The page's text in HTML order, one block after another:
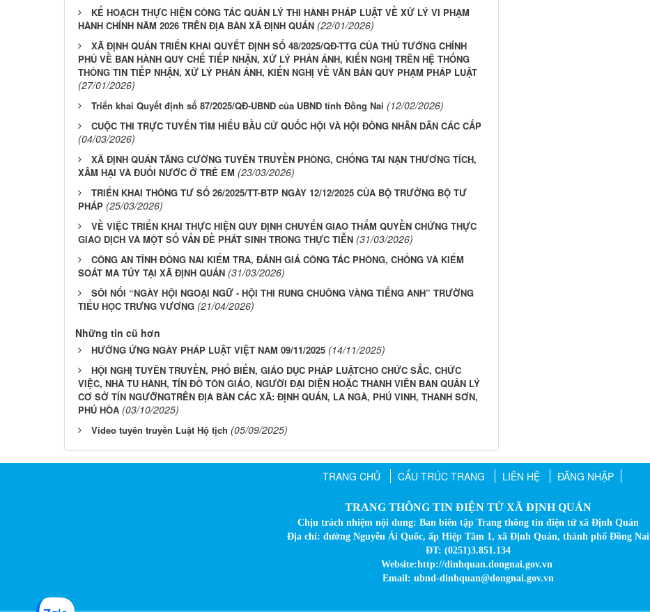
KẾ HOẠCH THỰC HIỆN CÔNG TÁC QUẢN LÝ THI HÀNH PHÁP LUẬT VỀ XỬ LÝ VI PHẠM
HÀNH CHÍNH NĂM 2026 TRÊN ĐỊA BÀN XÃ ĐỊNH QUÁN (22/01/2026)
XÃ ĐỊNH QUÁN TRIỂN KHAI QUYẾT ĐỊNH SỐ 48/2025/QĐ-TTG CỦA THỦ TƯỚNG CHÍNH
PHỦ VỀ BAN HÀNH QUY CHẾ TIẾP NHẬN, XỬ LÝ PHẢN ÁNH, KIẾN NGHỊ TRÊN HỆ THỐNG
THÔNG TIN TIẾP NHẬN, XỬ LÝ PHẢN ÁNH, KIẾN NGHỊ VỀ VĂN BẢN QUY PHẠM PHÁP LUẬT
(27/01/2026)
Triển khai Quyết định số 87/2025/QĐ-UBND của UBND tỉnh Đồng Nai (12/02/2026)
CUỘC THI TRỰC TUYẾN TÌM HIỂU BẦU CỬ QUỐC HỘI VÀ HỘI ĐỒNG NHÂN DÂN CÁC CẤP
(04/03/2026)
XÃ ĐỊNH QUÁN TĂNG CƯỜNG TUYÊN TRUYỀN PHÒNG, CHỐNG TAI NẠN THƯƠNG TÍCH,
XÂM HẠI VÀ ĐUỐI NƯỚC Ở TRẺ EM (23/03/2026)
TRIỂN KHAI THÔNG TƯ SỐ 26/2025/TT-BTP NGÀY 12/12/2025 CỦA BỘ TRƯỞNG BỘ TƯ
PHÁP (25/03/2026)
VỀ VIỆC TRIỂN KHAI THỰC HIỆN QUY ĐỊNH CHUYỂN GIAO THẨM QUYỀN CHỨNG THỰC
GIAO DỊCH VÀ MỘT SỐ VẤN ĐỀ PHÁT SINH TRONG THỰC TIỄN (31/03/2026)
CÔNG AN TỈNH ĐỒNG NAI KIỂM TRA, ĐÁNH GIÁ CÔNG TÁC PHÒNG, CHỐNG VÀ KIỂM
SOÁT MA TÚY TẠI XÃ ĐỊNH QUÁN (31/03/2026)
SÔI NỔI “NGÀY HỘI NGOẠI NGỮ - HỘI THI RUNG CHUÔNG VÀNG TIẾNG ANH” TRƯỜNG
TIỂU HỌC TRƯNG VƯƠNG (21/04/2026)
Những tin cũ hơn
HƯỞNG ỨNG NGÀY PHÁP LUẬT VIỆT NAM 09/11/2025 (14/11/2025)
HỘI NGHỊ TUYÊN TRUYỀN, PHỔ BIẾN, GIÁO DỤC PHÁP LUẬTCHO CHỨC SẮC, CHỨC
VIỆC, NHÀ TU HÀNH, TÍN ĐỒ TÔN GIÁO, NGƯỜI ĐẠI DIỆN HOẶC THÀNH VIÊN BAN QUẢN LÝ
CƠ SỞ TÍN NGƯỠNGTRÊN ĐỊA BÀN CÁC XÃ: ĐỊNH QUÁN, LA NGÀ, PHÚ VINH, THANH SƠN,
PHÚ HÒA (03/10/2025)
Video tuyên truyền Luật Hộ tịch (05/09/2025)
TRANG CHỦ CẤU TRÚC TRANG LIÊN HỆ ĐĂNG NHẬP
TRANG THÔNG TIN ĐIỆN TỬ XÃ ĐỊNH QUÁN
Chịu trách nhiệm nội dung: Ban biên tập Trang thông tin điện tử xã Định Quán
Địa chỉ: đường Nguyễn Ái Quốc, ấp Hiệp Tâm 1, xã Định Quán, thành phố Đồng Nai
ĐT: (0251)3.851.134
Website:http://dinhquan.dongnai.gov.vn
Email: ubnd-dinhquan@dongnai.gov.vn​